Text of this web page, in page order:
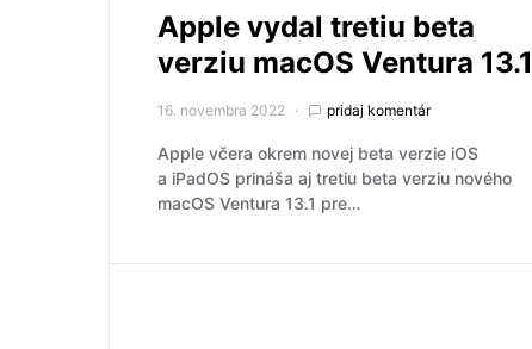
Apple vydal tretiu beta
verziu macOS Ventura 13.1
16. novembra 2022 pridaj komentár
Apple včera okrem novej beta verzie iOS
a iPadOS prináša aj tretiu beta verziu nového
macOS Ventura 13.1 pre…